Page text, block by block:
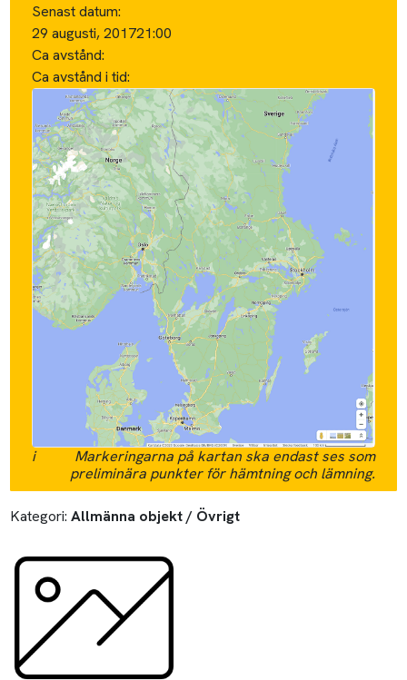
Senast datum:
29 augusti, 201721:00
Ca avstånd:
Ca avstånd i tid:
i
Markeringarna på kartan ska endast ses som
preliminära punkter för hämtning och lämning.
Kategori: Allmänna objekt / Övrigt